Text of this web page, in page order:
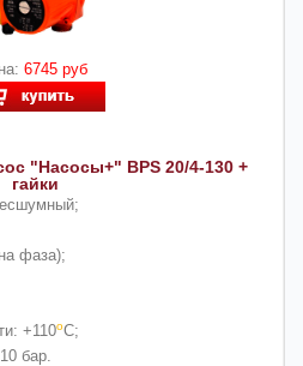
6745 руб
"Насосы+" BPS 20/4-130 +
гайки
фаза);
+110оС;
10 бар.